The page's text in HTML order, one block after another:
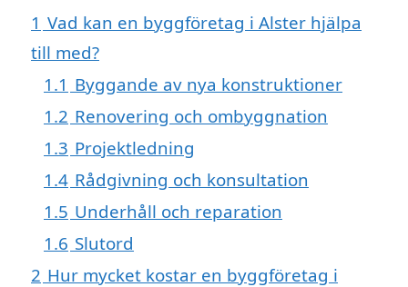
1 Vad kan en byggföretag i Alster hjälpa
till med?
1.1 Byggande av nya konstruktioner
1.2 Renovering och ombyggnation
1.3 Projektledning
1.4 Rådgivning och konsultation
1.5 Underhåll och reparation
1.6 Slutord
2 Hur mycket kostar en byggföretag i